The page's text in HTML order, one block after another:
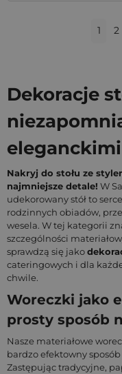
1 2
Dekoracje
Nakryj do stołu ze
najmniejsze detale! W
udekorowany stół to
rodzinnych obiadów,
wesela. W tej kategorii
szczególności
sprawdzą się jako
cateringowych i dla
chwile.
Woreczki jako
prosty sposób
Nasze materiałowe
bardzo efektowny
Zastępując tradycyjne,